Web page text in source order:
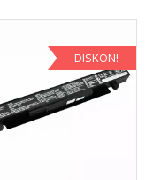
28,57$.
DISKON!